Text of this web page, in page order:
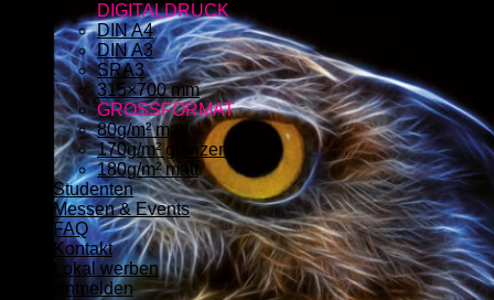
DIGITALDRUCK
DIN A4
DIN A3
SRA3
315×700 mm
GROSSFORMAT
80g/m² matt
170g/m² glänzend
180g/m² matt
Studenten
Messen & Events
FAQ
Kontakt
Lokal werben
Anmelden